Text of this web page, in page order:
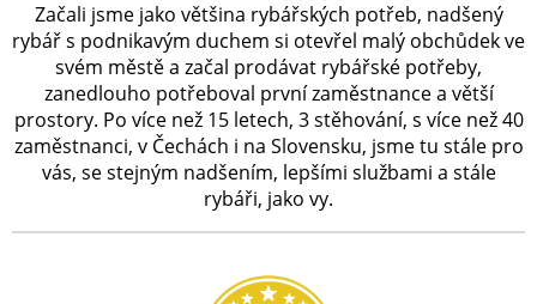
Začali jsme jako většina rybářských potřeb, nadšený
rybář s podnikavým duchem si otevřel malý obchůdek ve
svém městě a začal prodávat rybářské potřeby,
zanedlouho potřeboval první zaměstnance a větší
prostory. Po více než 15 letech, 3 stěhování, s více než 40
zaměstnanci, v Čechách i na Slovensku, jsme tu stále pro
vás, se stejným nadšením, lepšími službami a stále
rybáři, jako vy.